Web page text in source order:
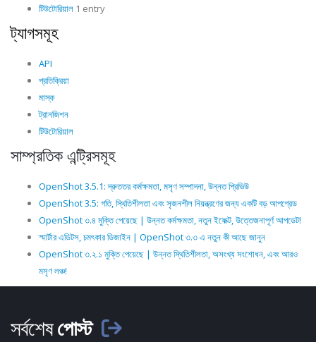
টিউটোরিয়াল 1 entry
ট্যাগসমূহ
API
প্রতিক্রিয়া
মাস্ক
ট্রানজিশন
টিউটোরিয়াল
সাম্প্রতিক এন্ট্রিসমূহ
OpenShot 3.5.1: দ্রুততর কর্মক্ষমতা, মসৃণ সম্পাদনা, উন্নত প্রিভিউ
OpenShot 3.5: গতি, স্থিতিশীলতা এবং সৃজনশীল নিয়ন্ত্রণের জন্য একটি বড় আপগ্রেড
OpenShot ৩.৪ মুক্তি পেয়েছে | উন্নত কর্মক্ষমতা, নতুন ইফেক্ট, উত্তেজনাপূর্ণ আপডেট!
স্মার্টার এডিটস, চমৎকার ডিজাইন | OpenShot ৩.৩ এ নতুন কী আছে জানুন
OpenShot ৩.২.১ মুক্তি পেয়েছে | উন্নত স্থিতিশীলতা, অসংখ্য সংশোধন, এবং আরও
মসৃণ লঞ্চ!
সর্বশেষপোস্ট